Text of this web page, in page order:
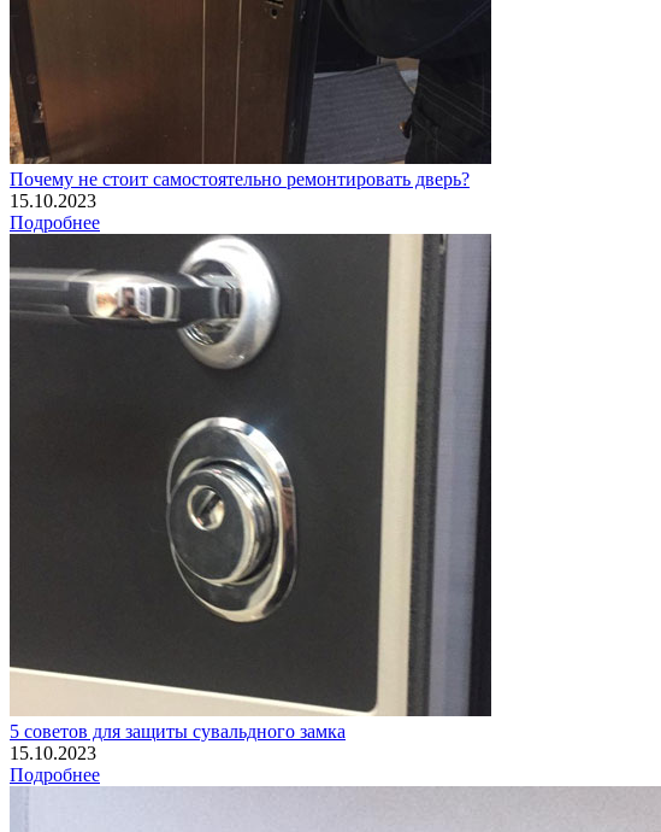
Почему не стоит самостоятельно ремонтировать дверь?
15.10.2023
Подробнее
5 советов для защиты сувальдного замка
15.10.2023
Подробнее